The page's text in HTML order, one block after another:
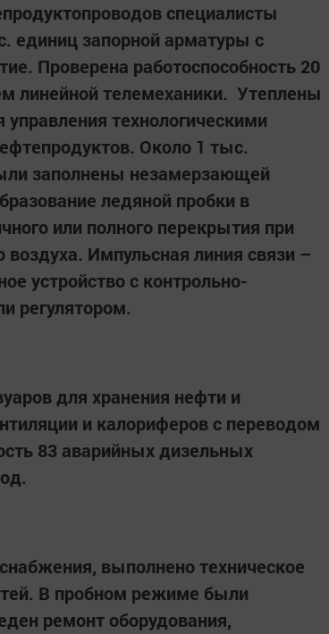
специалисты
единиц запорной арматуры с
Проверена работоспособность 20
линейной телемеханики. Утеплены
технологическими
Около 1 тыс.
заполнены незамерзающей
ледяной пробки в
или полного перекрытия при
Импульсная линия связи –
устройство с контрольно-
регулятором.
для хранения нефти и
и калориферов с переводом
83 аварийных дизельных
выполнено техническое
В пробном режиме были
ремонт оборудования,